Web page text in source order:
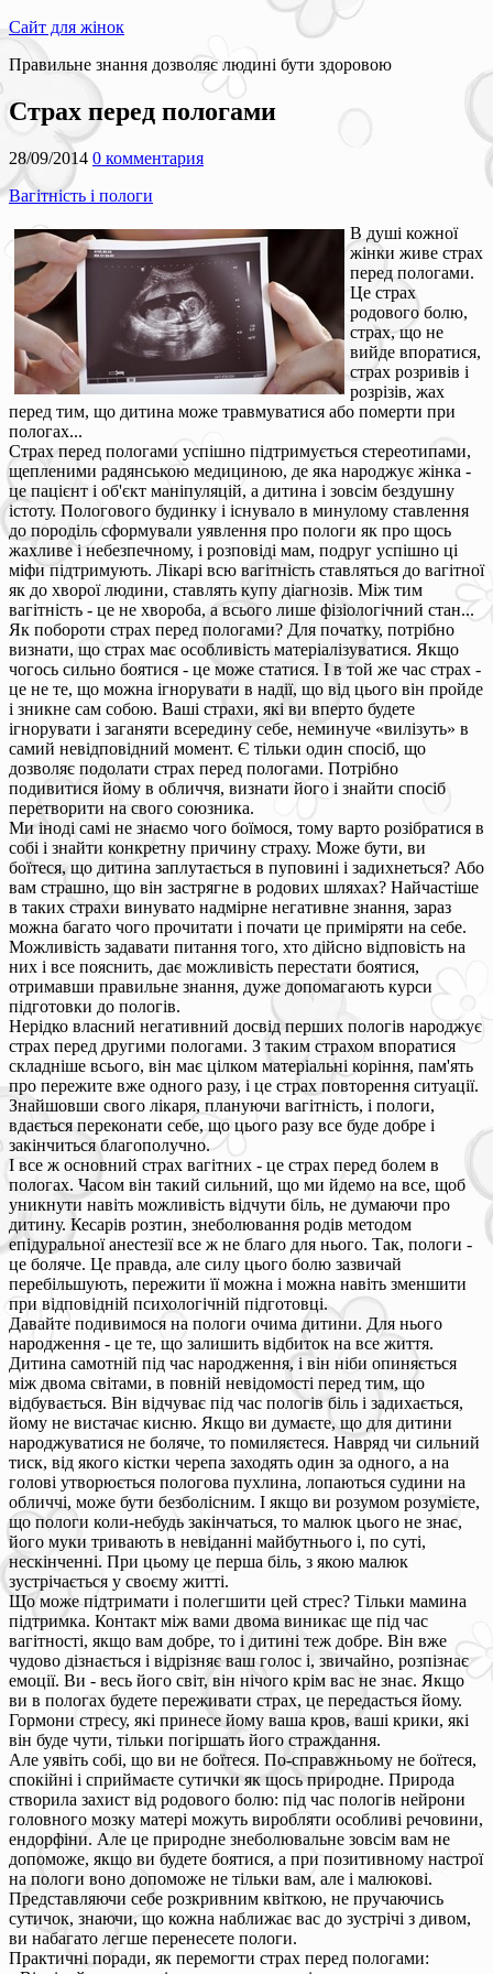
Сайт для жінок
Правильне знання дозволяє людині бути здоровою
Страх перед пологами
28/09/2014 0 комментария
Вагітність і пологи
В душі кожної
жінки живе страх
перед пологами.
Це страх
родового болю,
страх, що не
вийде впоратися,
страх розривів і
розрізів, жах
перед тим, що дитина може травмуватися або померти при
пологах...
Страх перед пологами успішно підтримується стереотипами,
щепленими радянською медициною, де яка народжує жінка -
це пацієнт і об'єкт маніпуляцій, а дитина і зовсім бездушну
істоту. Пологового будинку і існувало в минулому ставлення
до породіль сформували уявлення про пологи як про щось
жахливе і небезпечному, і розповіді мам, подруг успішно ці
міфи підтримують. Лікарі всю вагітність ставляться до вагітної
як до хворої людини, ставлять купу діагнозів. Між тим
вагітність - це не хвороба, а всього лише фізіологічний стан...
Як побороти страх перед пологами? Для початку, потрібно
визнати, що страх має особливість матеріалізуватися. Якщо
чогось сильно боятися - це може статися. І в той же час страх -
це не те, що можна ігнорувати в надії, що від цього він пройде
і зникне сам собою. Ваші страхи, які ви вперто будете
ігнорувати і заганяти всередину себе, неминуче «вилізуть» в
самий невідповідний момент. Є тільки один спосіб, що
дозволяє подолати страх перед пологами. Потрібно
подивитися йому в обличчя, визнати його і знайти спосіб
перетворити на свого союзника.
Ми іноді самі не знаємо чого боїмося, тому варто розібратися в
собі і знайти конкретну причину страху. Може бути, ви
боїтеся, що дитина заплутається в пуповині і задихнеться? Або
вам страшно, що він застрягне в родових шляхах? Найчастіше
в таких страхи винувато надмірне негативне знання, зараз
можна багато чого прочитати і почати це приміряти на себе.
Можливість задавати питання того, хто дійсно відповість на
них і все пояснить, дає можливість перестати боятися,
отримавши правильне знання, дуже допомагають курси
підготовки до пологів.
Нерідко власний негативний досвід перших пологів народжує
страх перед другими пологами. З таким страхом впоратися
складніше всього, він має цілком матеріальні коріння, пам'ять
про пережите вже одного разу, і це страх повторення ситуації.
Знайшовши свого лікаря, плануючи вагітність, і пологи,
вдається переконати себе, що цього разу все буде добре і
закінчиться благополучно.
І все ж основний страх вагітних - це страх перед болем в
пологах. Часом він такий сильний, що ми йдемо на все, щоб
уникнути навіть можливість відчути біль, не думаючи про
дитину. Кесарів розтин, знеболювання родів методом
епідуральної анестезії все ж не благо для нього. Так, пологи -
це боляче. Це правда, але силу цього болю зазвичай
перебільшують, пережити її можна і можна навіть зменшити
при відповідній психологічній підготовці.
Давайте подивимося на пологи очима дитини. Для нього
народження - це те, що залишить відбиток на все життя.
Дитина самотній під час народження, і він ніби опиняється
між двома світами, в повній невідомості перед тим, що
відбувається. Він відчуває під час пологів біль і задихається,
йому не вистачає кисню. Якщо ви думаєте, що для дитини
народжуватися не боляче, то помиляєтеся. Навряд чи сильний
тиск, від якого кістки черепа заходять один за одного, а на
голові утворюється пологова пухлина, лопаються судини на
обличчі, може бути безболісним. І якщо ви розумом розумієте,
що пологи коли-небудь закінчаться, то малюк цього не знає,
його муки тривають в невіданні майбутнього і, по суті,
нескінченні. При цьому це перша біль, з якою малюк
зустрічається у своєму житті.
Що може підтримати і полегшити цей стрес? Тільки мамина
підтримка. Контакт між вами двома виникає ще під час
вагітності, якщо вам добре, то і дитині теж добре. Він вже
чудово дізнається і відрізняє ваш голос і, звичайно, розпізнає
емоції. Ви - весь його світ, він нічого крім вас не знає. Якщо
ви в пологах будете переживати страх, це передасться йому.
Гормони стресу, які принесе йому ваша кров, ваші крики, які
він буде чути, тільки погіршать його страждання.
Але уявіть собі, що ви не боїтеся. По-справжньому не боїтеся,
спокійні і сприймаєте сутички як щось природне. Природа
створила захист від родового болю: під час пологів нейрони
головного мозку матері можуть виробляти особливі речовини,
ендорфіни. Але це природне знеболювальне зовсім вам не
допоможе, якщо ви будете боятися, а при позитивному настрої
на пологи воно допоможе не тільки вам, але і малюкові.
Представляючи себе розкривним квіткою, не пручаючись
сутичок, знаючи, що кожна наближає вас до зустрічі з дивом,
ви набагато легше перенесете пологи.
Практичні поради, як перемогти страх перед пологами: